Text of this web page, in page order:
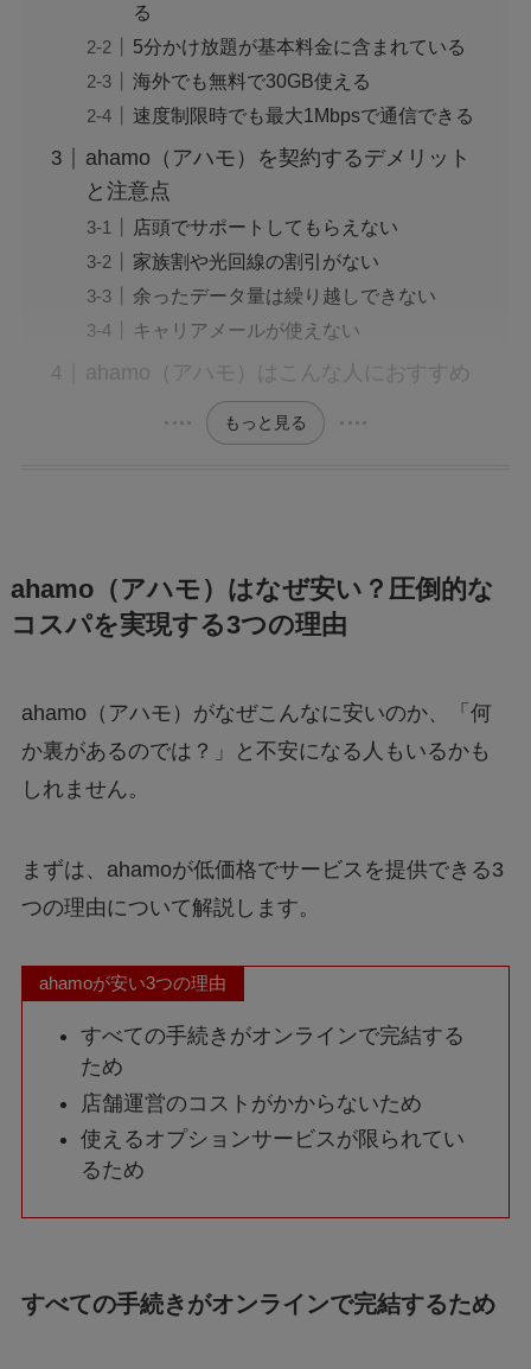
る
5分かけ放題が基本料金に含まれている
海外でも無料で30GB使える
速度制限時でも最大1Mbpsで通信できる
ahamo（アハモ）を契約するデメリット
と注意点
店頭でサポートしてもらえない
家族割や光回線の割引がない
余ったデータ量は繰り越しできない
キャリアメールが使えない
ahamo（アハモ）はこんな人におすすめ
もっと見る
ahamo（アハモ）はなぜ安い？圧倒的な
コスパを実現する3つの理由
ahamo（アハモ）がなぜこんなに安いのか、「何
か裏があるのでは？」と不安になる人もいるかも
しれません。
まずは、ahamoが低価格でサービスを提供できる3
つの理由について解説します。
ahamoが安い3つの理由
すべての手続きがオンラインで完結する
ため
店舗運営のコストがかからないため
使えるオプションサービスが限られてい
るため
すべての手続きがオンラインで完結するため